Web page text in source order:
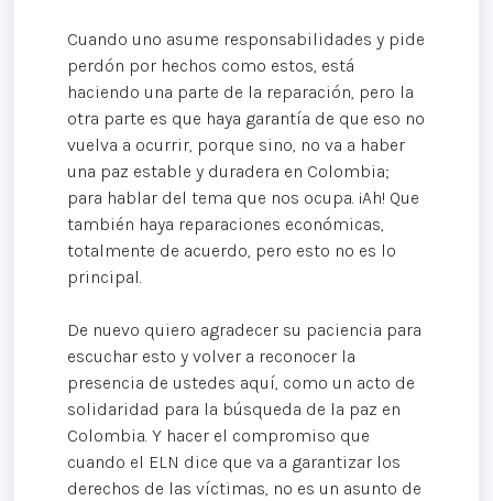
Cuando uno asume responsabilidades y pide
perdón por hechos como estos, está
haciendo una parte de la reparación, pero la
otra parte es que haya garantía de que eso no
vuelva a ocurrir, porque sino, no va a haber
una paz estable y duradera en Colombia;
para hablar del tema que nos ocupa. ¡Ah! Que
también haya reparaciones económicas,
totalmente de acuerdo, pero esto no es lo
principal.
De nuevo quiero agradecer su paciencia para
escuchar esto y volver a reconocer la
presencia de ustedes aquí, como un acto de
solidaridad para la búsqueda de la paz en
Colombia. Y hacer el compromiso que
cuando el ELN dice que va a garantizar los
derechos de las víctimas, no es un asunto de